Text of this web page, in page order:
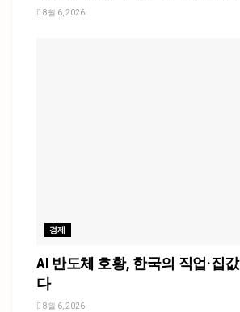
8월 6, 2026
경제
AI 반도체 호황, 한국의 직업·집
다
8월 6, 2026